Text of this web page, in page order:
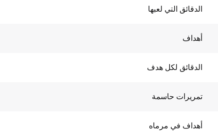
الدقائق التي لعبها
أهداف
الدقائق لكل هدف
تمريرات حاسمة
أهداف في مرماه